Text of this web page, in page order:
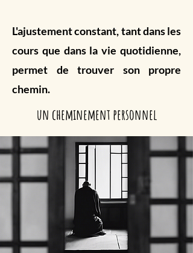
L'ajustement constant, tant dans les
cours que dans la vie quotidienne,
permet de trouver son propre
chemin.
un cheminement personnel